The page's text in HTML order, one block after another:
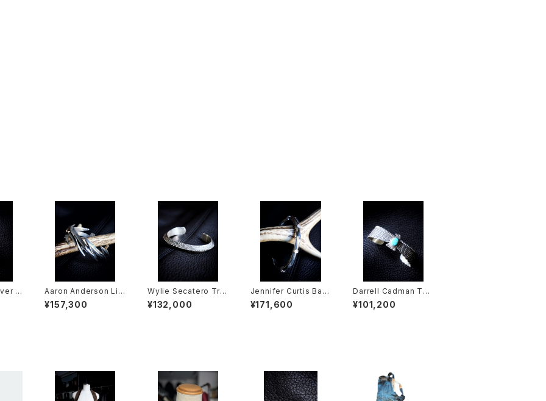
K
Aaron Anderson Lig
htning Bangle
¥157,300
Wylie Secatero Tria
ngle Bangle
¥132,000
Jennifer Curtis Ban
gle
¥171,600
Darrell Cadman Thu
nderbird Bangle
¥101,200